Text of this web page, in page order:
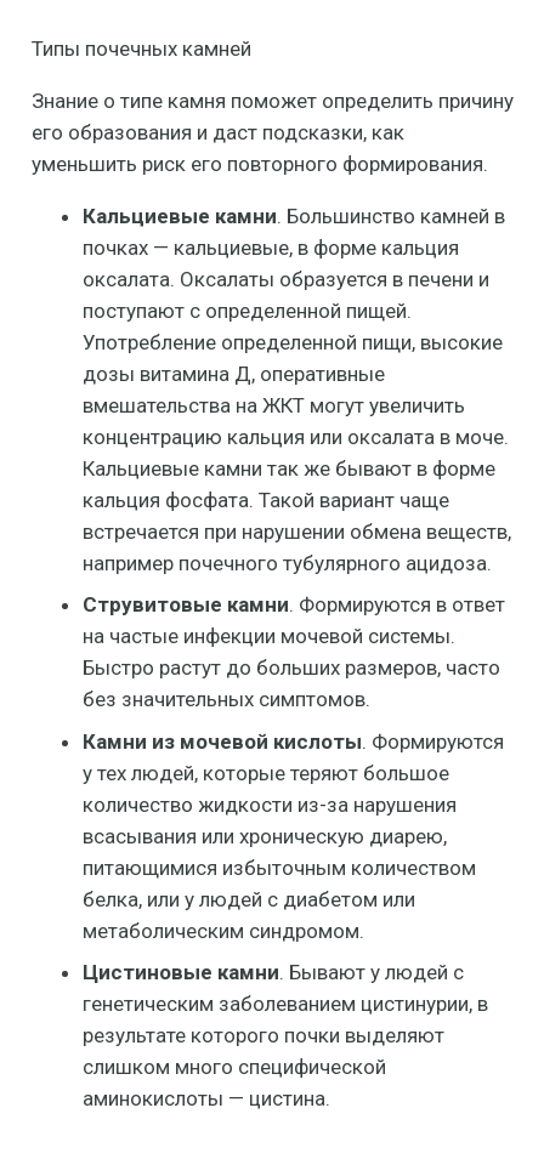
Типы почечных камней
Знание о типе камня поможет определить причину
его образования и даст подсказки, как
уменьшить риск его повторного формирования.
Кальциевые камни. Большинство камней в
почках — кальциевые, в форме кальция
оксалата. Оксалаты образуется в печени и
поступают с определенной пищей.
Употребление определенной пищи, высокие
дозы витамина Д, оперативные
вмешательства на ЖКТ могут увеличить
концентрацию кальция или оксалата в моче.
Кальциевые камни так же бывают в форме
кальция фосфата. Такой вариант чаще
встречается при нарушении обмена веществ,
например почечного тубулярного ацидоза.
Струвитовые камни. Формируются в ответ
на частые инфекции мочевой системы.
Быстро растут до больших размеров, часто
без значительных симптомов.
Камни из мочевой кислоты. Формируются
у тех людей, которые теряют большое
количество жидкости из-за нарушения
всасывания или хроническую диарею,
питающимися избыточным количеством
белка, или у людей с диабетом или
метаболическим синдромом.
Цистиновые камни. Бывают у людей с
генетическим заболеванием цистинурии, в
результате которого почки выделяют
слишком много специфической
аминокислоты — цистина.